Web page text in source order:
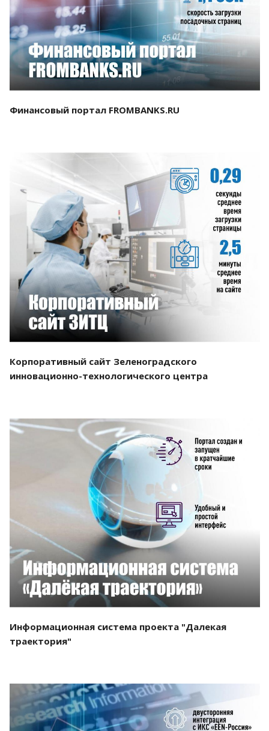
Смотреть проект
Финансовый портал FROMBANKS.RU
Смотреть проект
Корпоративный сайт Зеленоградского
инновационно-технологического центра
Смотреть проект
Информационная система проекта "Далекая
траектория"